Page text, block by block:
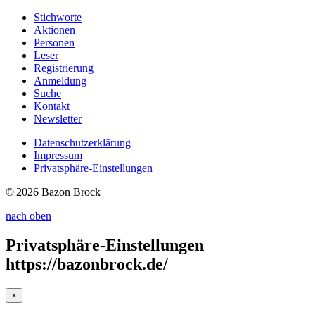
Stichworte
Aktionen
Personen
Leser
Registrierung
Anmeldung
Suche
Kontakt
Newsletter
Datenschutzerklärung
Impressum
Privatsphäre-Einstellungen
© 2026 Bazon Brock
nach oben
Privatsphäre-Einstellungen
https://bazonbrock.de/
×